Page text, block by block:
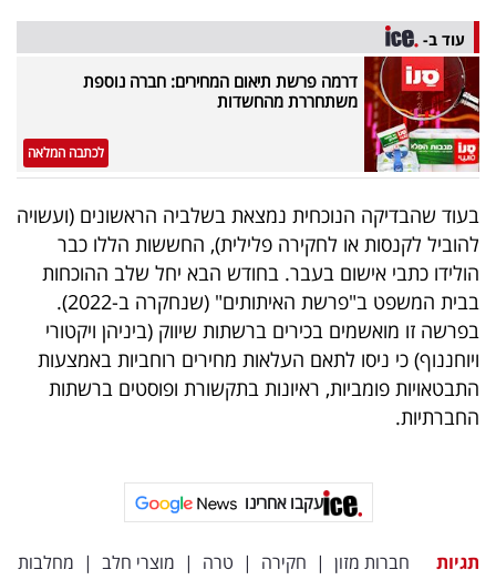
פרסמו
באייס
עקבו
אחרינו:
עוד ב-
דרמה פרשת תיאום המחירים: חברה נוספת
משתחררת מהחשדות
לכתבה המלאה
בעוד שהבדיקה הנוכחית נמצאת בשלביה הראשונים (ועשויה
להוביל לקנסות או לחקירה פלילית), החששות הללו כבר
הולידו כתבי אישום בעבר. בחודש הבא יחל שלב ההוכחות
בבית המשפט ב"פרשת האיתותים" (שנחקרה ב-2022).
בפרשה זו מואשמים בכירים ברשתות שיווק (ביניהן ויקטורי
ויוחננוף) כי ניסו לתאם העלאות מחירים רוחביות באמצעות
התבטאויות פומביות, ראיונות בתקשורת ופוסטים ברשתות
החברתיות.
עקבו אחרינו
תגיות חברות מזון | חקירה | טרה | מוצרי חלב | מחלבות